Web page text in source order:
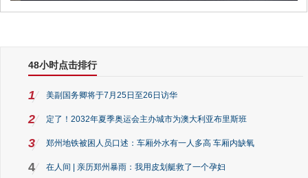
48小时点击排行
1 美副国务卿将于7月25日至26日访华
2 定了！2032年夏季奥运会主办城市为澳大利亚布里斯班
3 郑州地铁被困人员口述：车厢外水有一人多高 车厢内缺氧
4 在人间 | 亲历郑州暴雨：我用皮划艇救了一个孕妇